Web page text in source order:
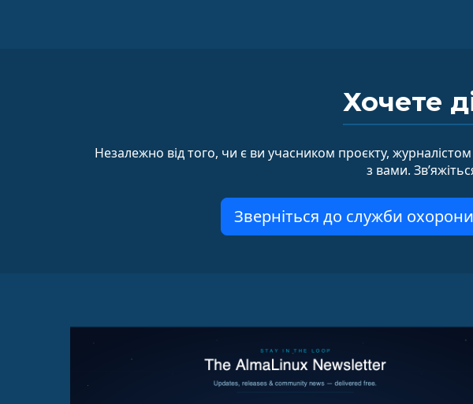
Хочете
Незалежно від того, чи є ви учасником проєкту,
з вами.
Зверніться до служби охорони